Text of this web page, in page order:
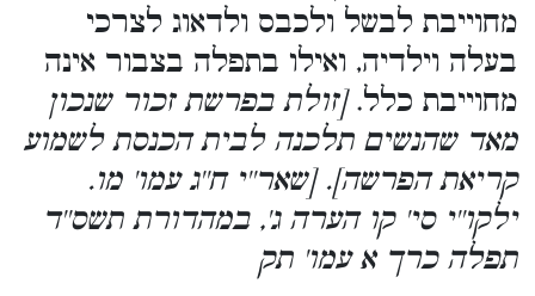
מחוייבת לבשל ולכבס ולדאוג לצרכי
בעלה וילדיה, ואילו בתפלה בצבור אינה
מחוייבת כלל.[זולת בפרשת זכור שנכון
מאד שהנשים תלכנה לבית הכנסת לשמוע
קריאת הפרשה]. [שאר''י ח''ג עמו' מו.
ילקו''י סי' קו הערה ג', במהדורת תשס''ד
תפלה כרך א עמו' תק